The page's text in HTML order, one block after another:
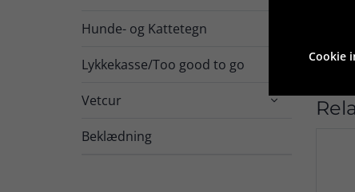
Hunde- og Kattetegn
Lykkekasse/Too good to go
Vetcur 
Beklædning
Cookie